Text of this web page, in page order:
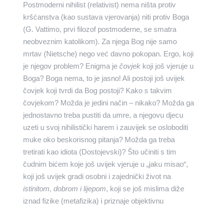
Postmoderni nihilist (relativist) nema ništa protiv
kršćanstva (kao sustava vjerovanja) niti protiv Boga
(G. Vattimo, prvi filozof postmoderne, se smatra
neobveznim katolikom). Za njega Bog nije samo
mrtav (Nietsche) nego već davno pokopan. Ergo, koji
je njegov problem? Enigma je čovjek koji još vjeruje u
Boga? Boga nema, to je jasno! Ali postoji još uvijek
čovjek koji tvrdi da Bog postoji? Kako s takvim
čovjekom? Možda je jedini način – nikako? Možda ga
jednostavno treba pustiti da umre, a njegovu djecu
uzeti u svoj nihilistički harem i zauvijek se osloboditi
muke oko beskorisnog pitanja? Možda ga treba
tretirati kao idiota (Dostojevski)? Što učiniti s tim
čudnim bićem koje još uvijek vjeruje u „jaku misao“,
koji još uvijek gradi osobni i zajednički život na
istinitom, dobrom i lijepom, koji se još mislima diže
iznad fizike (metafizika) i priznaje objektivnu